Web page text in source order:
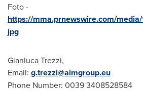
Foto -
https://mma.prnewswire.com/
jpg
Gianluca Trezzi,
Email: g.trezzi@aimgroup.eu
Phone Number: 0039 3408528584